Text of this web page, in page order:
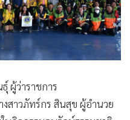
ผู้ว่าราชการ
สาวภัทร์กร สินสุข ผู้อำนวย